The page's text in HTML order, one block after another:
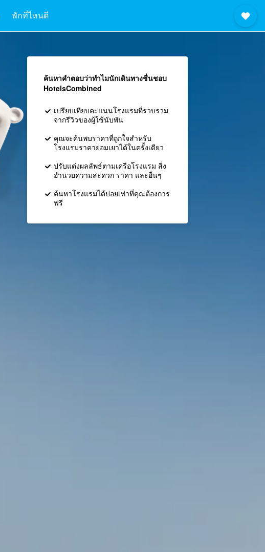
พักที่ไหนดี
ค้นหาคำตอบว่าทำไมนักเดินทางชื่นชอบ
HotelsCombined
เปรียบเทียบคะแนนโรงแรมที่รวบรวม
จากรีวิวของผู้ใช้นับพัน
คุณจะค้นพบราคาที่ถูกใจสำหรับ
โรงแรมราคาย่อมเยาได้ในครั้งเดียว
ปรับแต่งผลลัพธ์ตามเครือโรงแรม สิ่ง
อำนวยความสะดวก ราคา และอื่นๆ
ค้นหาโรงแรมได้บ่อยเท่าที่คุณต้องการ
ฟรี